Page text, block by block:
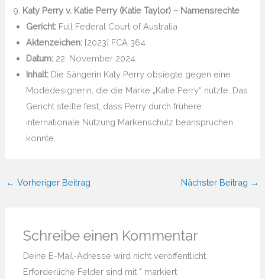
9. Katy Perry v. Katie Perry (Katie Taylor) – Namensrechte
Gericht: Full Federal Court of Australia
Aktenzeichen: [2023] FCA 364
Datum: 22. November 2024
Inhalt: Die Sängerin Katy Perry obsiegte gegen eine
Modedesignerin, die die Marke „Katie Perry“ nutzte. Das
Gericht stellte fest, dass Perry durch frühere
internationale Nutzung Markenschutz beanspruchen
konnte.
← Vorheriger Beitrag Nächster Beitrag →
Schreibe einen Kommentar
Deine E-Mail-Adresse wird nicht veröffentlicht.
Erforderliche Felder sind mit * markiert